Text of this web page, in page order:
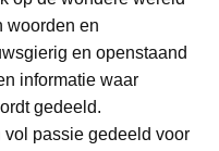
woorden en
en openstaand
informatie waar
gedeeld.
passie gedeeld voor